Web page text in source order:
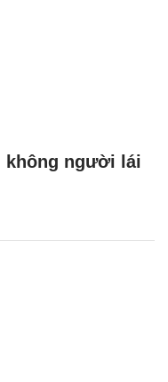
không người lái